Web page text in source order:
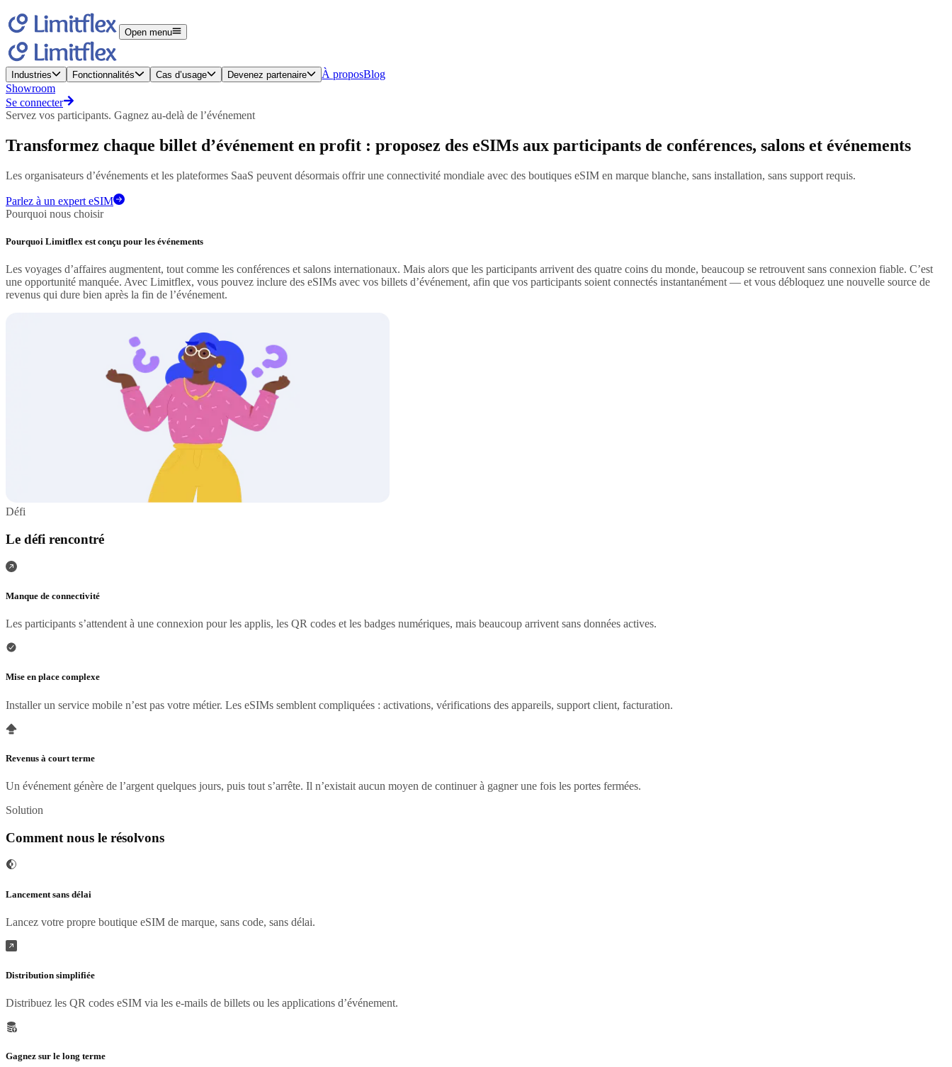
Open menu
Industries Fonctionnalités Cas d’usage Devenez partenaire À proposBlog
Showroom
Se connecter
Servez vos participants. Gagnez au-delà de l’événement
Transformez chaque billet d’événement en profit : proposez des eSIMs aux participants de conférences, salons et événements
Les organisateurs d’événements et les plateformes SaaS peuvent désormais offrir une connectivité mondiale avec des boutiques eSIM en marque blanche, sans installation, sans support requis.
Parlez à un expert eSIM
Pourquoi nous choisir
Pourquoi Limitflex est conçu pour les événements
Les voyages d’affaires augmentent, tout comme les conférences et salons internationaux. Mais alors que les participants arrivent des quatre coins du monde, beaucoup se retrouvent sans connexion fiable. C’est
une opportunité manquée. Avec Limitflex, vous pouvez inclure des eSIMs avec vos billets d’événement, afin que vos participants soient connectés instantanément — et vous débloquez une nouvelle source de
revenus qui dure bien après la fin de l’événement.
Défi
Le défi rencontré
Manque de connectivité
Les participants s’attendent à une connexion pour les applis, les QR codes et les badges numériques, mais beaucoup arrivent sans données actives.
Mise en place complexe
Installer un service mobile n’est pas votre métier. Les eSIMs semblent compliquées : activations, vérifications des appareils, support client, facturation.
Revenus à court terme
Un événement génère de l’argent quelques jours, puis tout s’arrête. Il n’existait aucun moyen de continuer à gagner une fois les portes fermées.
Solution
Comment nous le résolvons
Lancement sans délai
Lancez votre propre boutique eSIM de marque, sans code, sans délai.
Distribution simplifiée
Distribuez les QR codes eSIM via les e-mails de billets ou les applications d’événement.
Gagnez sur le long terme